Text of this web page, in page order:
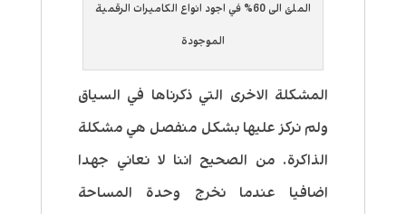
الملئ الى 60% في اجود انواع الكاميرات الرقمية
الموجودة
المشكلة الاخرى التي ذكرناها في السياق
ولم نركز عليها بشكل منفصل هي مشكلة
الذاكرة. من الصحيح اننا لا نعاني جهدا
اضافيا عندما نخرج وحدة المساحة